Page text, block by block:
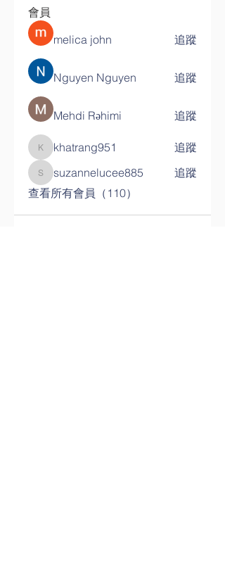
會員
melica john 追蹤
Nguyen Nguyen 追蹤
Mehdi Rəhimi 追蹤
khatrang951
khatrang951 追蹤
suzannelucee885
suzannelucee885
追蹤
查看所有會員（110）